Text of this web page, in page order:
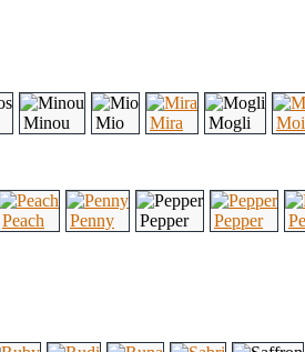
Minou Mio Mira Mogli
Peach Penny Pepper Pepper